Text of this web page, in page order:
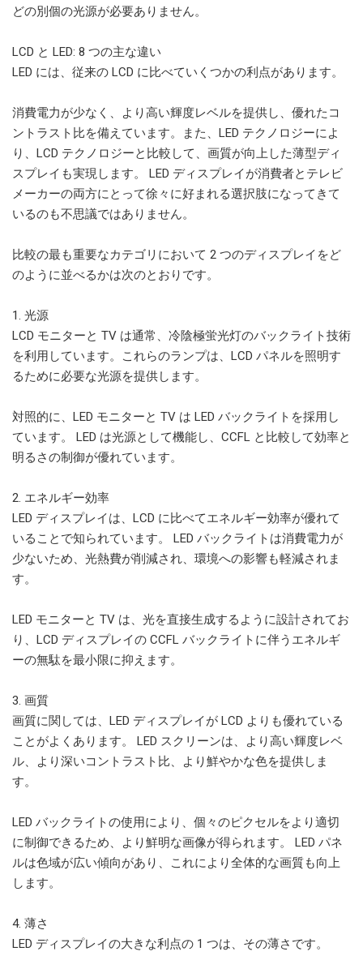
どの別個の光源が必要ありません。
LCD と LED: 8 つの主な違い
LED には、従来の LCD に比べていくつかの利点があります。
消費電力が少なく、より高い輝度レベルを提供し、優れたコ
ントラスト比を備えています。また、LED テクノロジーによ
り、LCD テクノロジーと比較して、画質が向上した薄型ディ
スプレイも実現します。 LED ディスプレイが消費者とテレビ
メーカーの両方にとって徐々に好まれる選択肢になってきて
いるのも不思議ではありません。
比較の最も重要なカテゴリにおいて 2 つのディスプレイをど
のように並べるかは次のとおりです。
1. 光源
LCD モニターと TV は通常、冷陰極蛍光灯のバックライト技術
を利用しています。これらのランプは、LCD パネルを照明す
るために必要な光源を提供します。
対照的に、LED モニターと TV は LED バックライトを採用し
ています。 LED は光源として機能し、CCFL と比較して効率と
明るさの制御が優れています。
2. エネルギー効率
LED ディスプレイは、LCD に比べてエネルギー効率が優れて
いることで知られています。 LED バックライトは消費電力が
少ないため、光熱費が削減され、環境への影響も軽減されま
す。
LED モニターと TV は、光を直接生成するように設計されてお
り、LCD ディスプレイの CCFL バックライトに伴うエネルギ
ーの無駄を最小限に抑えます。
3. 画質
画質に関しては、LED ディスプレイが LCD よりも優れている
ことがよくあります。 LED スクリーンは、より高い輝度レベ
ル、より深いコントラスト比、より鮮やかな色を提供しま
す。
LED バックライトの使用により、個々のピクセルをより適切
に制御できるため、より鮮明な画像が得られます。 LED パネ
ルは色域が広い傾向があり、これにより全体的な画質も向上
します。
4. 薄さ
LED ディスプレイの大きな利点の 1 つは、その薄さです。